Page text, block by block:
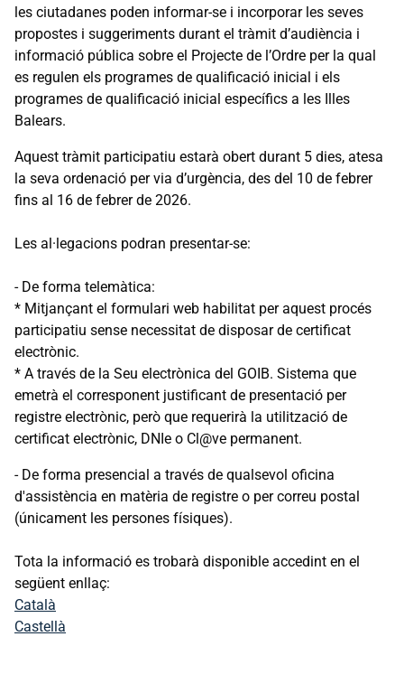
les ciutadanes poden informar-se i incorporar les seves
propostes i suggeriments durant el tràmit d’audiència i
informació pública sobre el Projecte de l’Ordre per la qual
es regulen els programes de qualificació inicial i els
programes de qualificació inicial específics a les Illes
Balears.
Aquest tràmit participatiu estarà obert durant 5 dies, atesa
la seva ordenació per via d’urgència, des del 10 de febrer
fins al 16 de febrer de 2026.
Les al·legacions podran presentar-se:
- De forma telemàtica:
* Mitjançant el formulari web habilitat per aquest procés
participatiu sense necessitat de disposar de certificat
electrònic.
* A través de la Seu electrònica del GOIB. Sistema que
emetrà el corresponent justificant de presentació per
registre electrònic, però que requerirà la utilització de
certificat electrònic, DNIe o Cl@ve permanent.
- De forma presencial a través de qualsevol oficina
d'assistència en matèria de registre o per correu postal
(únicament les persones físiques).
Tota la informació es trobarà disponible accedint en el
següent enllaç:
Català
Castellà